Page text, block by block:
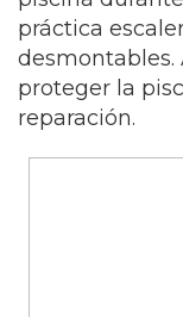
práctica
desmontables.
proteger la
reparación.